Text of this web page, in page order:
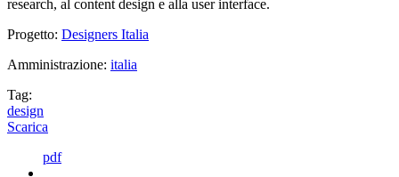
research, al content design e alla user interface.
Progetto: Designers Italia
Amministrazione: italia
Tag:
design
Scarica
pdf